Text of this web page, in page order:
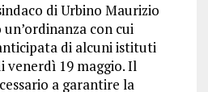
di Urbino Maurizio
con cui
di alcuni istituti
venerdì 19 maggio. Il
a garantire la